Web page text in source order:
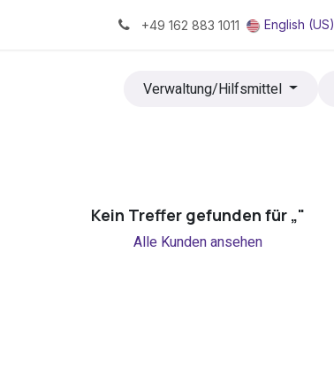
+49 162 883 1011 English (US)
Verwaltung/Hilfsmittel
Kein Treffer gefunden für „"
Alle Kunden ansehen